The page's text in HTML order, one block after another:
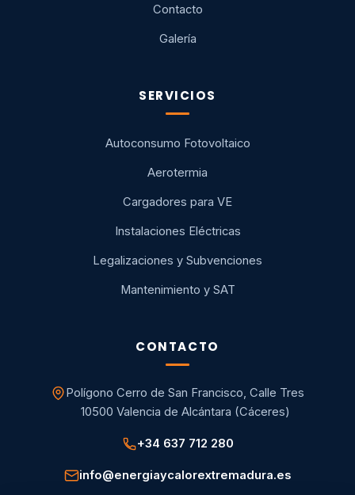
Contacto
Galería
SERVICIOS
Autoconsumo Fotovoltaico
Aerotermia
Cargadores para VE
Instalaciones Eléctricas
Legalizaciones y Subvenciones
Mantenimiento y SAT
CONTACTO
Polígono Cerro de San Francisco, Calle Tres
10500 Valencia de Alcántara (Cáceres)
+34 637 712 280
info@energiaycalorextremadura.es